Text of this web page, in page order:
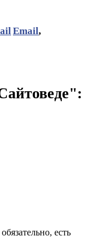
Email,
есть